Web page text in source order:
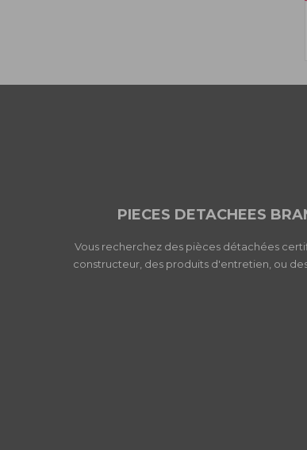
PIECES DETACHEES
Vous recherchez des pièces détachées
constructeur, des produits d'entretien, ou